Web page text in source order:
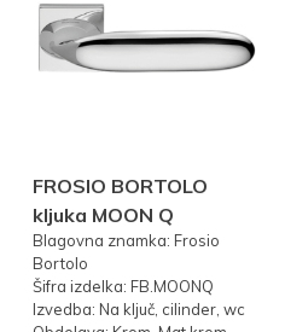
FROSIO BORTOLO
kljuka MOON Q
Blagovna znamka: Frosio
Bortolo
Šifra izdelka: FB.MOONQ
Izvedba: Na ključ, cilinder, wc